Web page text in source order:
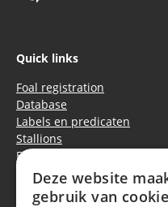
Quick links
Foal registration
Database
Labels en predicaten
Stallions
Events
Privacy policy Cookie policy
Deze website
gebruik van